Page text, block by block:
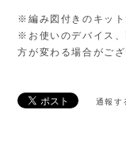
※編み図付きのキット
※お使いのデバイス、
方が変わる場合がござ
通報す